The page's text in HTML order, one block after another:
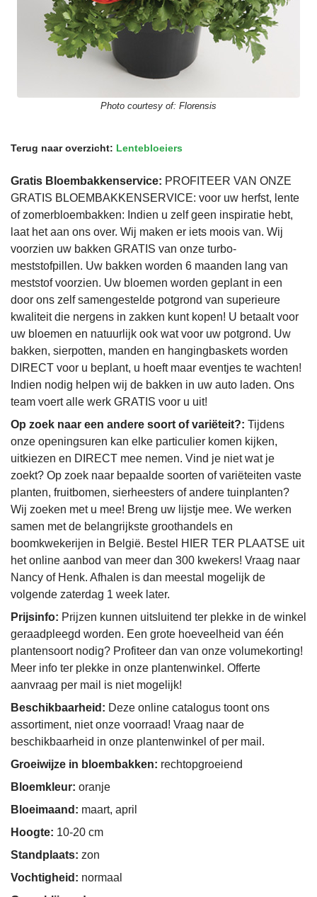
Photo courtesy of: Florensis
Terug naar overzicht: Lentebloeiers
Gratis Bloembakkenservice: PROFITEER VAN ONZE
GRATIS BLOEMBAKKENSERVICE: voor uw herfst, lente
of zomerbloembakken: Indien u zelf geen inspiratie hebt,
laat het aan ons over. Wij maken er iets moois van. Wij
voorzien uw bakken GRATIS van onze turbo-
meststofpillen. Uw bakken worden 6 maanden lang van
meststof voorzien. Uw bloemen worden geplant in een
door ons zelf samengestelde potgrond van superieure
kwaliteit die nergens in zakken kunt kopen! U betaalt voor
uw bloemen en natuurlijk ook wat voor uw potgrond. Uw
bakken, sierpotten, manden en hangingbaskets worden
DIRECT voor u beplant, u hoeft maar eventjes te wachten!
Indien nodig helpen wij de bakken in uw auto laden. Ons
team voert alle werk GRATIS voor u uit!
Op zoek naar een andere soort of variëteit?: Tijdens
onze openingsuren kan elke particulier komen kijken,
uitkiezen en DIRECT mee nemen. Vind je niet wat je
zoekt? Op zoek naar bepaalde soorten of variëteiten vaste
planten, fruitbomen, sierheesters of andere tuinplanten?
Wij zoeken met u mee! Breng uw lijstje mee. We werken
samen met de belangrijkste groothandels en
boomkwekerijen in België. Bestel HIER TER PLAATSE uit
het online aanbod van meer dan 300 kwekers! Vraag naar
Nancy of Henk. Afhalen is dan meestal mogelijk de
volgende zaterdag 1 week later.
Prijsinfo: Prijzen kunnen uitsluitend ter plekke in de winkel
geraadpleegd worden. Een grote hoeveelheid van één
plantensoort nodig? Profiteer dan van onze volumekorting!
Meer info ter plekke in onze plantenwinkel. Offerte
aanvraag per mail is niet mogelijk!
Beschikbaarheid: Deze online catalogus toont ons
assortiment, niet onze voorraad! Vraag naar de
beschikbaarheid in onze plantenwinkel of per mail.
Groeiwijze in bloembakken: rechtopgroeiend
Bloemkleur: oranje
Bloeimaand: maart, april
Hoogte: 10-20 cm
Standplaats: zon
Vochtigheid: normaal